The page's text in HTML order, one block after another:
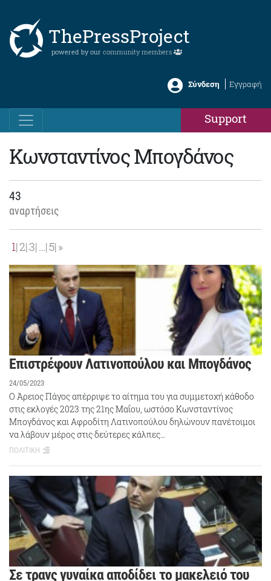
ThePressProject
powered by our community members
Σύνδεση Εγγραφή
Support
Κωνσταντίνος Μπογδάνος
43
αναρτήσεις
1 2 3 … 5 »
Επιστρέφουν Λατινοπούλου και Μπογδάνος
24/05/2023
Ο Άρειος Πάγος απέρριψε το αίτημα του για συμμετοχή κάθοδο
στις εκλογές 2023 της 21ης Μαΐου, ωστόσο Κωνσταντίνος
Μπογδάνος και Αφροδίτη Λατινοπούλου δηλώνουν πανέτοιμοι
να λάβουν μέρος στις δεύτερες κάλπες…
ΠΟΛΙΤΙΚΗ
Σε τρανς γυναίκα αποδίδει το μακελειό του